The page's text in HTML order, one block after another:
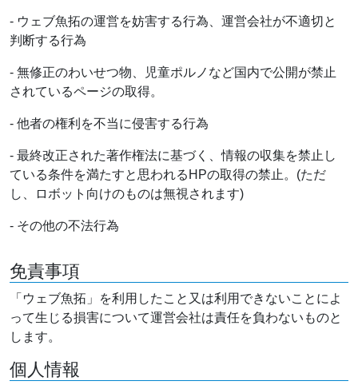
- ウェブ魚拓の運営を妨害する行為、運営会社が不適切と
判断する行為
- 無修正のわいせつ物、児童ポルノなど国内で公開が禁止
されているページの取得。
- 他者の権利を不当に侵害する行為
- 最終改正された著作権法に基づく、情報の収集を禁止し
ている条件を満たすと思われるHPの取得の禁止。(ただ
し、ロボット向けのものは無視されます)
- その他の不法行為
免責事項
「ウェブ魚拓」を利用したこと又は利用できないことによ
って生じる損害について運営会社は責任を負わないものと
します。
個人情報